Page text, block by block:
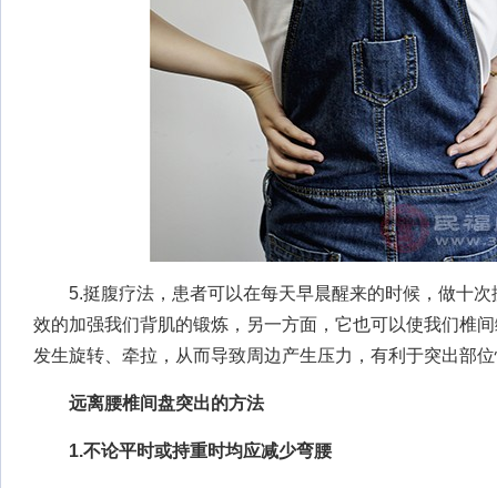
5.挺腹疗法，患者可以在每天早晨醒来的时候，做十次
效的加强我们背肌的锻炼，另一方面，它也可以使我们椎
发生旋转、牵拉，从而导致周边产生压力，有利于突出部
远离腰椎间盘突出的方法
1.不论平时或持重时均应减少弯腰